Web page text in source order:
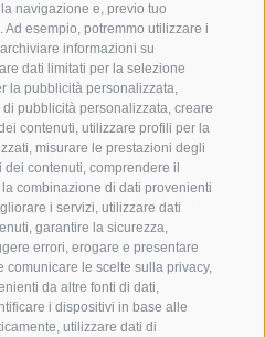
navigazione e, previo tuo
esempio, potremmo utilizzare i
informazioni su
dati limitati per la selezione
la pubblicità personalizzata,
pubblicità personalizzata, creare
contenuti, utilizzare profili per la
misurare le prestazioni degli
contenuti, comprendere il
combinazione di dati provenienti
i servizi, utilizzare dati
garantire la sicurezza,
errori, erogare e presentare
comunicare le scelte sulla privacy,
da altre fonti di dati,
i dispositivi in base alle
utilizzare dati di
la mela.
gusto europea.
Le opinioni espresse
o ai soli autori e non riflettono
dell'Unione europea o